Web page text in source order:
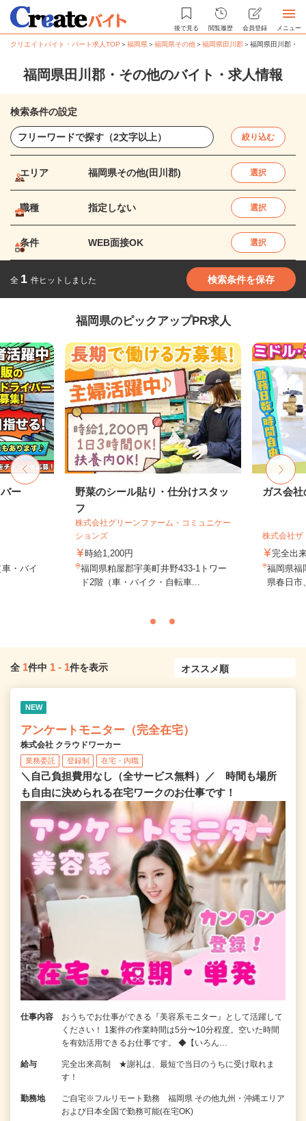
後で見る 閲覧履歴 会員登録 メニュー
クリエイトバイト・パート求人TOP ＞福岡県＞福岡県その他＞福岡県田川郡＞福岡県田川郡・
福岡県田川郡・その他のバイト・求人情報
検索条件の設定
絞り込む
エリア 福岡県その他(田川郡) 選択
職種 指定しない 選択
条件 WEB面接OK 選択
全 1 件ヒットしました 検索条件を保存
福岡県のピックアップPR求人
ー
・バイ
野菜のシール貼り・仕分けスタッ
フ
株式会社グリーンファーム・コミュニケー
ションズ
時給1,200円
福岡県粕屋郡宇美町井野433-1トワー
ド2階（車・バイク・自転車...
ガス会
株式会社
完全出
福岡県福
県春日市
全 1件中 1 - 1件を表示
NEW
アンケートモニター（完全在宅）
株式会社 クラウドワーカー
業務委託 登録制 在宅・内職
＼自己負担費用なし（全サービス無料）／ 時間も場所
も自由に決められる在宅ワークのお仕事です！
仕事内容
おうちでお仕事ができる『美容系モニター』として活躍して
ください！ 1案件の作業時間は5分〜10分程度。空いた時間
を有効活用できるお仕事です。 ◆【いろん…
給与
完全出来高制 ★謝礼は、最短で当日のうちに受け取れま
す！
勤務地
ご自宅※フルリモート勤務 福岡県 その他九州・沖縄エリア
および日本全国で勤務可能(在宅OK)